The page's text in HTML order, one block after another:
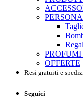
OFFERTE
Resi gratuiti e
Seguici